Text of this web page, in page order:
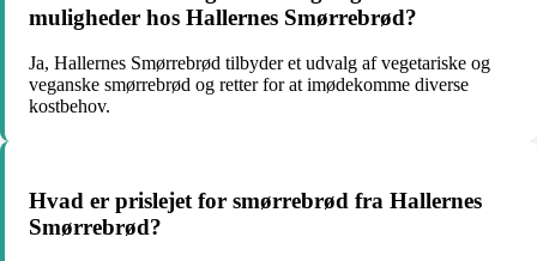
muligheder hos Hallernes Smørrebrød?
Ja, Hallernes Smørrebrød tilbyder et udvalg af vegetariske og
veganske smørrebrød og retter for at imødekomme diverse
kostbehov.
Hvad er prislejet for smørrebrød fra Hallernes
Smørrebrød?